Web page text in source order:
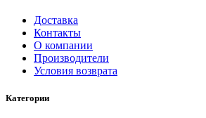
Доставка
Контакты
О компании
Производители
Условия возврата
Категории